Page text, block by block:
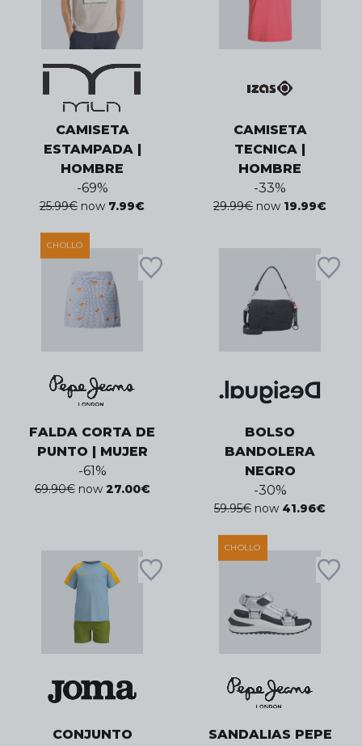
CAMISETA
ESTAMPADA |
HOMBRE
-69%
25.99€ now 7.99€
CAMISETA
TECNICA |
HOMBRE
-33%
29.99€ now 19.99€
CHOLLO
FALDA CORTA DE
PUNTO | MUJER
-61%
69.90€ now 27.00€
BOLSO
BANDOLERA
NEGRO
-30%
59.95€ now 41.96€
CONJUNTO
CHOLLO
SANDALIAS PEPE